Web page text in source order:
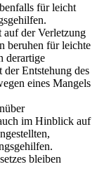
für leicht
der Verletzung
beruhen für leichte
derartige
der Entstehung des
eines Mangels
im Hinblick auf
bleiben